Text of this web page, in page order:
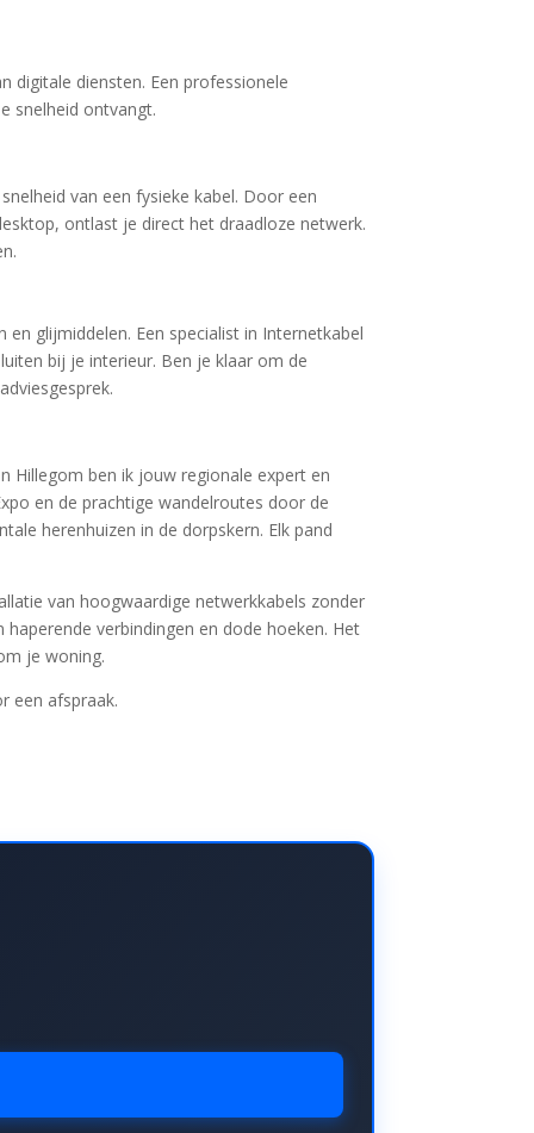
digitale diensten. Een professionele
snelheid ontvangt.
van een fysieke kabel. Door een
ontlast je direct het draadloze netwerk.
glijmiddelen. Een specialist in Internetkabel
bij je interieur. Ben je klaar om de
Hillegom ben ik jouw regionale expert en
en de prachtige wandelroutes door de
herenhuizen in de dorpskern. Elk pand
van hoogwaardige netwerkkabels zonder
haperende verbindingen en dode hoeken. Het
je woning.
een afspraak.